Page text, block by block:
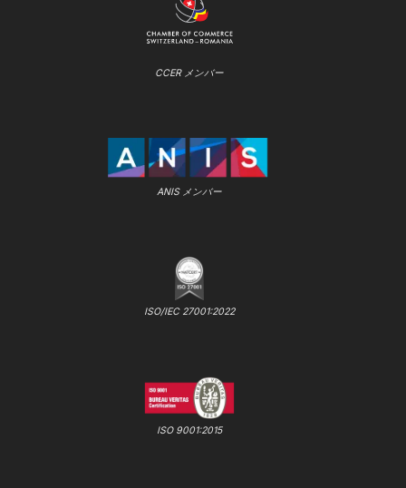
CCER メンバー
ANIS メンバー
ISO/IEC 27001:2022
ISO 9001:2015